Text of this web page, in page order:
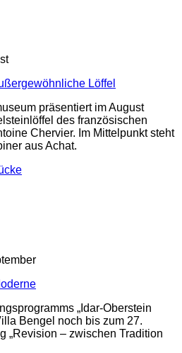
Löffel
präsentiert im August
des französischen
Chervier. Im Mittelpunkt steht
aus Achat.
„Idar-Oberstein
Bengel noch bis zum 27.
„Revision – zwischen Tradition